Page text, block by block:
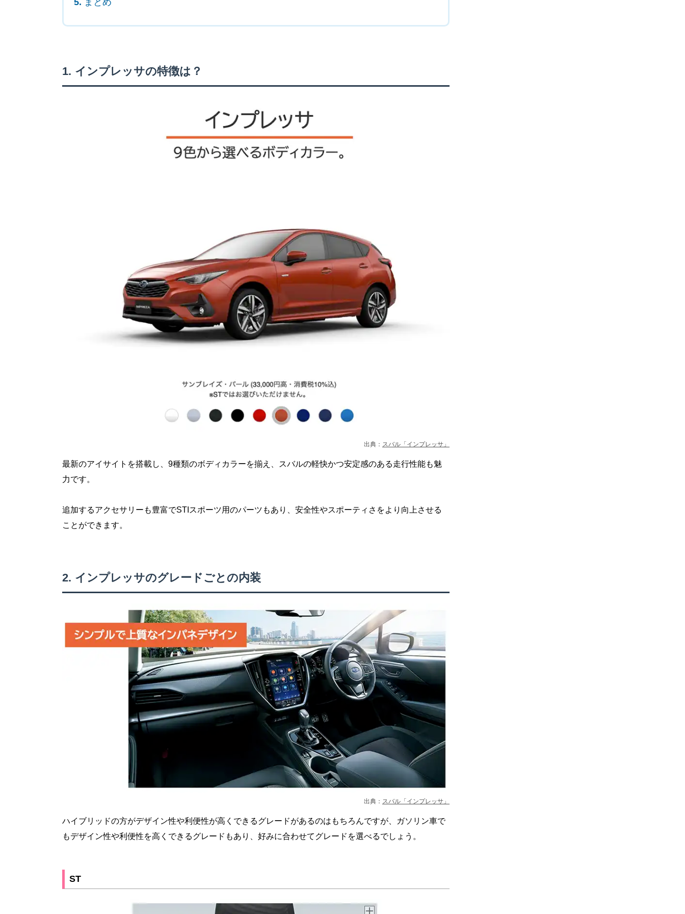
インプレッサの特徴は？
出典： スバル「インプレッサ」
最新のアイサイトを搭載し、9種類のボディカラーを揃え、スバルの軽快かつ安定感のある走行性能も魅
力です。
追加するアクセサリーも豊富でSTIスポーツ用のパーツもあり、安全性やスポーティさをより向上させる
ことができます。
インプレッサのグレードごとの内装
出典： スバル「インプレッサ」
ハイブリッドの方がデザイン性や利便性が高くできるグレードがあるのはもちろんですが、ガソリン車で
もデザイン性や利便性を高くできるグレードもあり、好みに合わせてグレードを選べるでしょう。
ST